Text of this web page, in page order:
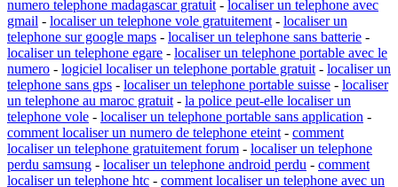
numero telephone madagascar gratuit - localiser un telephone avec
gmail - localiser un telephone vole gratuitement - localiser un
telephone sur google maps - localiser un telephone sans batterie -
localiser un telephone egare - localiser un telephone portable avec le
numero - logiciel localiser un telephone portable gratuit - localiser un
telephone sans gps - localiser un telephone portable suisse - localiser
un telephone au maroc gratuit - la police peut-elle localiser un
telephone vole - localiser un telephone portable sans application -
comment localiser un numero de telephone eteint - comment
localiser un telephone gratuitement forum - localiser un telephone
perdu samsung - localiser un telephone android perdu - comment
localiser un telephone htc - comment localiser un telephone avec un